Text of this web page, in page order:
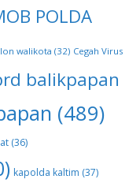
POLDA
walikota (32) Cegah Virus
balikpapan
(489)
(36)
kapolda kaltim (37)